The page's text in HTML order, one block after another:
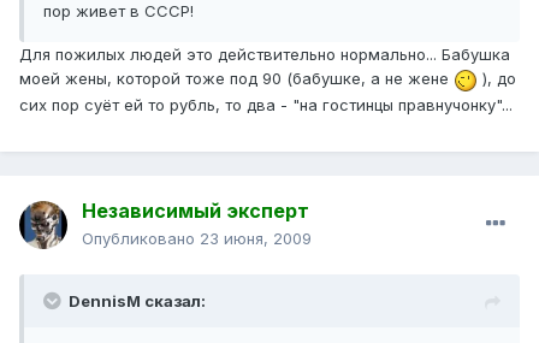
пор живет в СССР!
Для пожилых людей это действительно нормально... Бабушка
моей жены, которой тоже под 90 (бабушке, а не жене
), до
сих пор суёт ей то рубль, то два - "на гостинцы правнучонку"...
Независимый эксперт
Опубликовано 23 июня, 2009
DennisM сказал: